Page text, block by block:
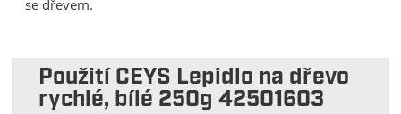
se dřevem.
Použití CEYS Lepidlo na dřevo
rychlé, bílé 250g 42501603